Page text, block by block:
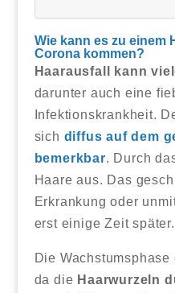
Wie kann es zu einem
Corona kommen?
Haarausfall kann
darunter auch eine
Infektionskrankheit.
sich diffus auf dem
bemerkbar. Durch
Haare aus. Das
Erkrankung oder
erst einige Zeit später.
Die
da die Haarwurzeln